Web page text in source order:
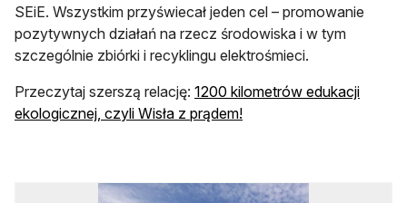
SEiE. Wszystkim przyświecał jeden cel – promowanie
pozytywnych działań na rzecz środowiska i w tym
szczególnie zbiórki i recyklingu elektrośmieci.
Przeczytaj szerszą relację: 1200 kilometrów edukacji
ekologicznej, czyli Wisła z prądem!